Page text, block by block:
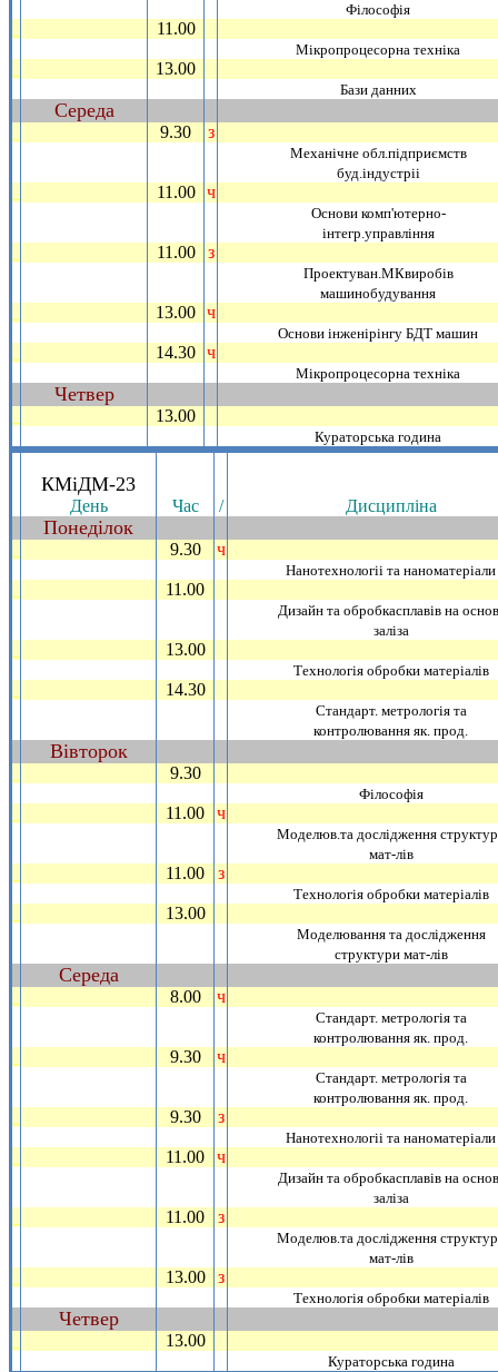
Фiлософiя
11.00
Мiкропроцесорна технiка
13.00
Бази данних
Середа
9.30 з
Механiчне обл.пiдприємств
буд.iндустрii
11.00 ч
Основи комп'ютерно-
iнтегр.управлiння
11.00 з
Проектуван.МКвиробiв
машинобудування
13.00 ч
Основи iнженiрiнгу БДТ машин
14.30 ч
Мiкропроцесорна технiка
Четвер
13.00
Кураторська година
КМiДМ-23
День Час / Дисциплiна
Понедiлок
9.30 ч
Нанотехнологii та наноматерiали
11.00
Дизайн та обробкасплавiв на
залiза
13.00
Технологiя обробки матерiалiв
14.30
Стандарт. метрологiя та
контролювання як. прод.
Вiвторок
9.30
Фiлософiя
11.00 ч
Моделюв.та дослiдження
мат-лiв
11.00 з
Технологiя обробки матерiалiв
13.00
Моделювання та дослiдження
структури мат-лiв
Середа
8.00 ч
Стандарт. метрологiя та
контролювання як. прод.
9.30 ч
Стандарт. метрологiя та
контролювання як. прод.
9.30 з
Нанотехнологii та наноматерiали
11.00 ч
Дизайн та обробкасплавiв на
залiза
11.00 з
Моделюв.та дослiдження
мат-лiв
13.00 з
Технологiя обробки матерiалiв
Четвер
13.00
Кураторська година